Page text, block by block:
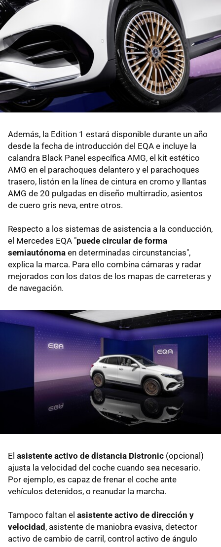
Además, la Edition 1 estará disponible durante un año
desde la fecha de introducción del EQA e incluye la
calandra Black Panel específica AMG, el kit estético
AMG en el parachoques delantero y el parachoques
trasero, listón en la línea de cintura en cromo y llantas
AMG de 20 pulgadas en diseño multirradio, asientos
de cuero gris neva, entre otros.
Respecto a los sistemas de asistencia a la conducción,
el Mercedes EQA "puede circular de forma
semiautónoma en determinadas circunstancias",
explica la marca. Para ello combina cámaras y radar
mejorados con los datos de los mapas de carreteras y
de navegación.
El asistente activo de distancia Distronic (opcional)
ajusta la velocidad del coche cuando sea necesario.
Por ejemplo, es capaz de frenar el coche ante
vehículos detenidos, o reanudar la marcha.
Tampoco faltan el asistente activo de dirección y
velocidad , asistente de maniobra evasiva, detector
activo de cambio de carril, control activo de ángulo